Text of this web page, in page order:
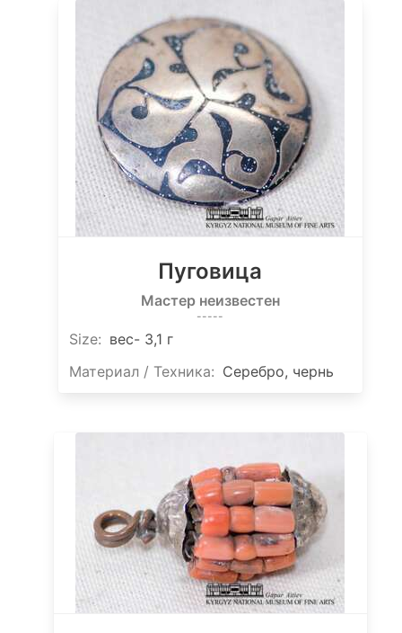
Пуговица
Мастер неизвестен
-----
Size: вес- 3,1 г
Материал / Техника: Серебро, чернь